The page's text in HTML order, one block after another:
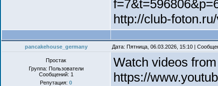
http://club-
pancakehouse_germany Дата: Пятница, 06.03.2026, 15:10 |
Простак
Группа: Пользователи
Сообщений: 1
Репутация: 0
Watch videos
https://